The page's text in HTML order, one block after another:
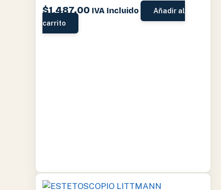
$1,487.00 IVA Incluido
Añadir al
carrito